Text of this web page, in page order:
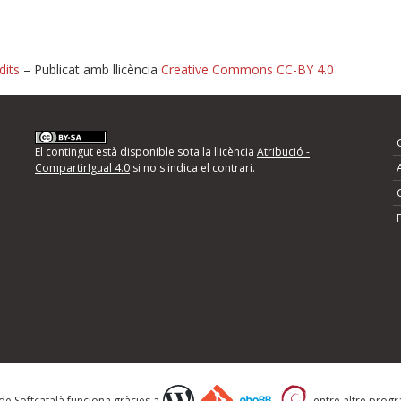
d'errors
següents i descriviu quina és la millora que
– Publicat amb llicència Creative Commons CC-BY 4.0
El contingut està disponible sota la llicència Atribució -
CompartirIgual 4.0si no s'indica el contrari.